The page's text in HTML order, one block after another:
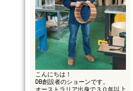
こんにちは！
DB創設者のショーンです。
オーストラリア出身で３０年以上